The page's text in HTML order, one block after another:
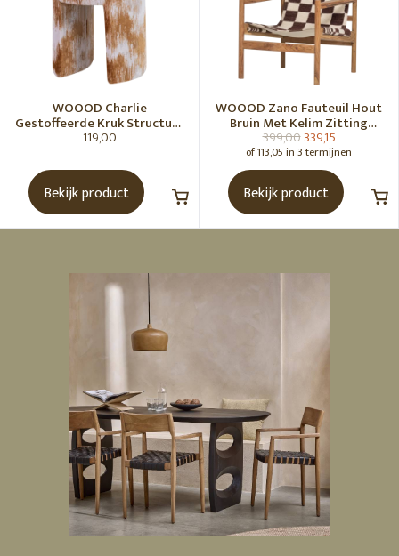
WOOOD Charlie
Gestoffeerde Kruk Structuur
Stof Karamelbruin [Fsc]
119,00
Bekijk product
WOOOD Zano Fauteuil Hout
Bruin Met Kelim Zitting
Naturel
399,00339,15
of 113,05 in 3 termijnen
Bekijk product